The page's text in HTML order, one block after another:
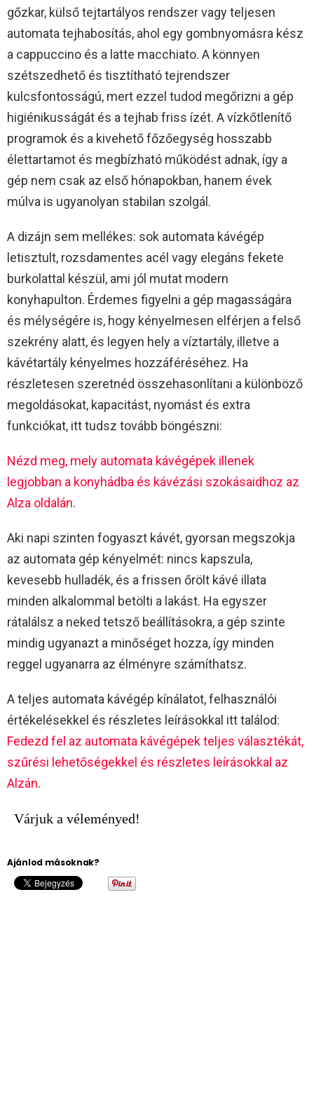
gőzkar, külső tejtartályos rendszer vagy teljesen
automata tejhabosítás, ahol egy gombnyomásra kész
a cappuccino és a latte macchiato. A könnyen
szétszedhető és tisztítható tejrendszer
kulcsfontosságú, mert ezzel tudod megőrizni a gép
higiénikusságát és a tejhab friss ízét. A vízkőtlenítő
programok és a kivehető főzőegység hosszabb
élettartamot és megbízható működést adnak, így a
gép nem csak az első hónapokban, hanem évek
múlva is ugyanolyan stabilan szolgál.
A dizájn sem mellékes: sok automata kávégép
letisztult, rozsdamentes acél vagy elegáns fekete
burkolattal készül, ami jól mutat modern
konyhapulton. Érdemes figyelni a gép magasságára
és mélységére is, hogy kényelmesen elférjen a felső
szekrény alatt, és legyen hely a víztartály, illetve a
kávétartály kényelmes hozzáféréséhez. Ha
részletesen szeretnéd összehasonlítani a különböző
megoldásokat, kapacitást, nyomást és extra
funkciókat, itt tudsz tovább böngészni:
Nézd meg, mely automata kávégépek illenek
legjobban a konyhádba és kávézási szokásaidhoz az
Alza oldalán.
Aki napi szinten fogyaszt kávét, gyorsan megszokja
az automata gép kényelmét: nincs kapszula,
kevesebb hulladék, és a frissen őrölt kávé illata
minden alkalommal betölti a lakást. Ha egyszer
rátalálsz a neked tetsző beállításokra, a gép szinte
mindig ugyanazt a minőséget hozza, így minden
reggel ugyanarra az élményre számíthatsz.
A teljes automata kávégép kínálatot, felhasználói
értékelésekkel és részletes leírásokkal itt találod:
Fedezd fel az automata kávégépek teljes választékát,
szűrési lehetőségekkel és részletes leírásokkal az
Alzán.
Várjuk a véleményed!
Ajánlod másoknak?